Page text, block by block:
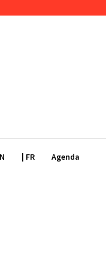
| FR Agenda